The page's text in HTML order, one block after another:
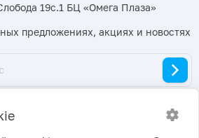
19с.1 БЦ «Омега Плаза»
предложениях, акциях и новостях